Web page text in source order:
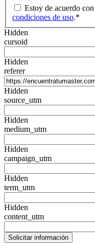
Estoy de acuerdo
condiciones de uso.*
Hidden
cursoid
Hidden
referer
Hidden
source_utm
Hidden
medium_utm
Hidden
campaign_utm
Hidden
term_utm
Hidden
content_utm